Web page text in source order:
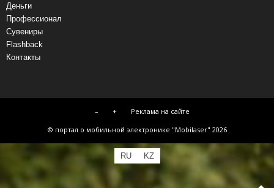
Деньги
Профессионал
Сувениры
Flashback
Контакты
– +
Реклама на сайте
© портал о мобильной электронике "Mobilaser" 2026
RU KZ